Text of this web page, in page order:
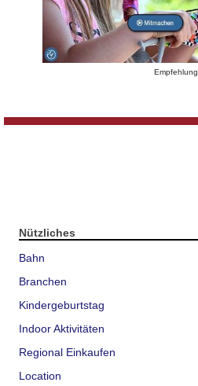
Empfehlung
Nützliches
Bahn
Branchen
Kindergeburtstag
Indoor Aktivitäten
Regional Einkaufen
Location